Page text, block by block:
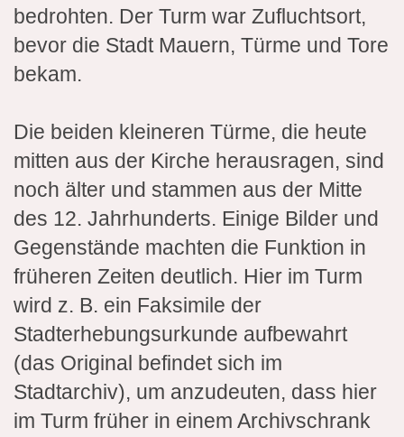
bedrohten. Der Turm war Zufluchtsort,
bevor die Stadt Mauern, Türme und Tore
bekam.
Die beiden kleineren Türme, die heute
mitten aus der Kirche herausragen, sind
noch älter und stammen aus der Mitte
des 12. Jahrhunderts. Einige Bilder und
Gegenstände machten die Funktion in
früheren Zeiten deutlich. Hier im Turm
wird z. B. ein Faksimile der
Stadterhebungsurkunde aufbewahrt
(das Original befindet sich im
Stadtarchiv), um anzudeuten, dass hier
im Turm früher in einem Archivschrank